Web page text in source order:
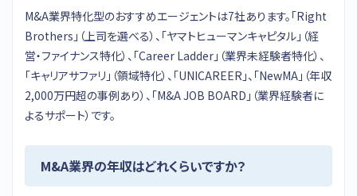
M&A業界特化型のおすすめエージェントは7社あります。「Right
Brothers」（上司を選べる）、「ヤマトヒューマンキャピタル」（経
営・ファイナンス特化）、「Career Ladder」（業界未経験者特化）、
「キャリアサファリ」（領域特化）、「UNICAREER」、「NewMA」（年収
2,000万円超の事例あり）、「M&A JOB BOARD」（業界経験者に
よるサポート）です。
M&A業界の年収はどれくらいですか？